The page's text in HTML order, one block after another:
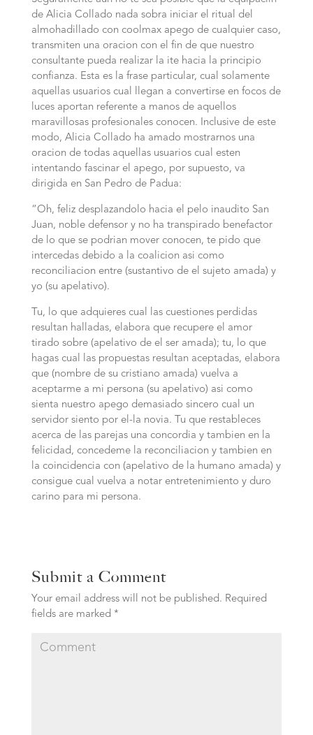
de Alicia Collado nada sobra iniciar el ritual del
almohadillado con coolmax apego de cualquier caso,
transmiten una oracion con el fin de que nuestro
consultante pueda realizar la ite hacia la principio
confianza. Esta es la frase particular, cual solamente
aquellas usuarios cual llegan a convertirse en focos de
luces aportan referente a manos de aquellos
maravillosas profesionales conocen. Inclusive de este
modo, Alicia Collado ha amado mostrarnos una
oracion de todas aquellas usuarios cual esten
intentando fascinar el apego, por supuesto, va
dirigida en San Pedro de Padua:
“Oh, feliz desplazandolo hacia el pelo inaudito San
Juan, noble defensor y no ha transpirado benefactor
de lo que se podri­an mover conocen, te pido que
intercedas debido a la coalicion asi­ como
reconciliacion entre (sustantivo de el sujeto amada) y
yo (su apelativo).
Tu, lo que adquieres cual las cuestiones perdidas
resultan halladas, elabora que recupere el amor
tirado sobre (apelativo de el ser amada); tu, lo que
hagas cual las propuestas resultan aceptadas, elabora
que (nombre de su cristiano amada) vuelva a
aceptarme a mi persona (su apelativo) asi­ como
sienta nuestro apego demasiado sincero cual un
servidor siento por el-la novia. Tu que restableces
acerca de las parejas una concordia y tambien en la
felicidad, concedeme la reconciliacion y tambien en
la coincidencia con (apelativo de la humano amada) y
consigue cual vuelva a notar entretenimiento y duro
carino para mi persona.
Submit a Comment
Your email address will not be published. Required
fields are marked *